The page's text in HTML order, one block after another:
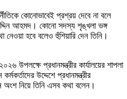
কোনোভাবেই প্রশ্রয় দেবে না বলে
আহমদ। কোনো সদস্য শৃঙ্খলা ভঙ্গ
হবে বলেও হুঁশিয়ারি দেন তিনি।
উপলক্ষে প্রধানমন্ত্রীর কার্যালয়ের শাপলা
উদ্দেশে প্রধানমন্ত্রীর
অংশ নিয়ে তিনি এসব কথা বলেন।